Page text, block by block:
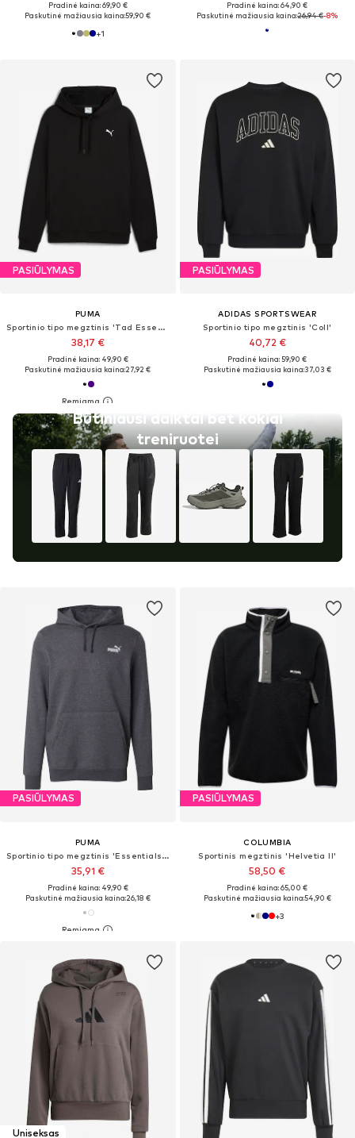
Pradinė kaina: 69,90 €
Paskutinė mažiausia kaina:59,90 €
+1
Pradinė kaina: 64,90 €
Paskutinė mažiausia kaina:26,94 €-8%
PASIŪLYMAS
PUMA
Sportinio tipo megztinis 'Tad Essentials'
38,17 €
Pradinė kaina: 49,90 €
Paskutinė mažiausia kaina:27,92 €
Būtiniausi daiktai bet kokiai
treniruotei
PASIŪLYMAS
ADIDAS SPORTSWEAR
Sportinio tipo megztinis 'Coll'
40,72 €
Pradinė kaina: 59,90 €
Paskutinė mažiausia kaina:37,03 €
PASIŪLYMAS
PUMA
Sportinio tipo megztinis 'Essentials Small No. 1'
35,91 €
Pradinė kaina: 49,90 €
Paskutinė mažiausia kaina:26,18 €
PASIŪLYMAS
COLUMBIA
Sportinis megztinis 'Helvetia II'
58,50 €
Pradinė kaina: 65,00 €
Paskutinė mažiausia kaina:54,90 €
+3
Uniseksas